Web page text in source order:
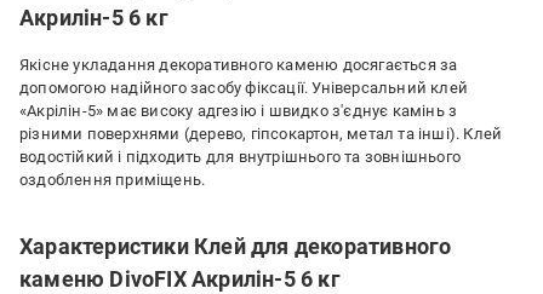
Акрилін-5 6 кг
Якісне укладання декоративного каменю досягається за
допомогою надійного засобу фіксації. Універсальний клей
«Акрілін-5» має високу адгезію і швидко з'єднує камінь з
різними поверхнями (дерево, гіпсокартон, метал та інші). Клей
водостійкий і підходить для внутрішнього та зовнішнього
оздоблення приміщень.
Характеристики Клей для декоративного
каменю DivoFIX Акрилін-5 6 кг